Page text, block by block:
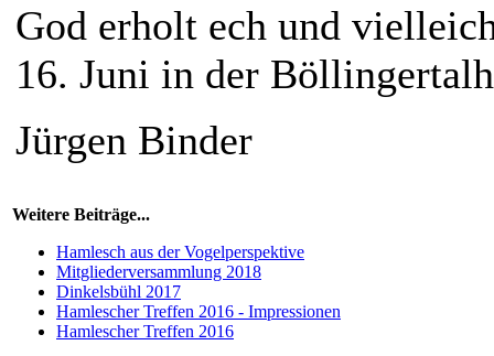
God erholt ech und
16. Juni in der
Jürgen Binder
Weitere Beiträge...
Hamlesch aus der Vogelperspektive
Mitgliederversammlung 2018
Dinkelsbühl 2017
Hamlescher Treffen 2016 - Impressionen
Hamlescher Treffen 2016